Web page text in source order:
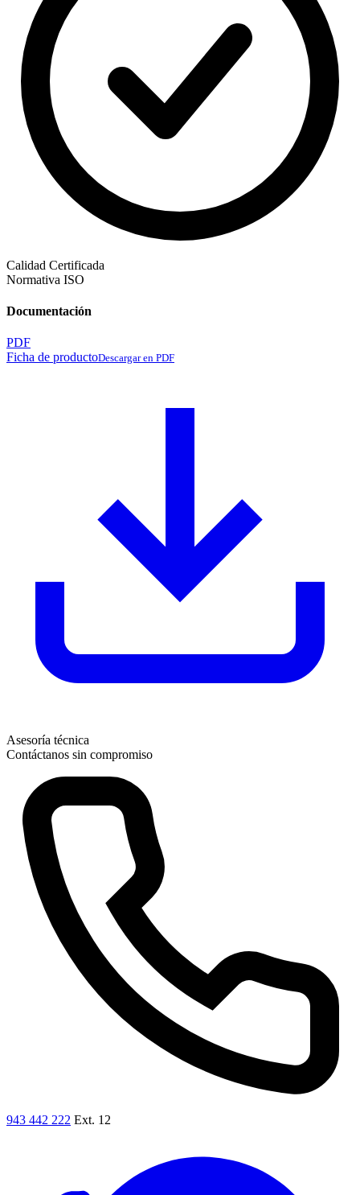
Calidad Certificada
Normativa ISO
Documentación
PDF
Ficha de productoDescargar en PDF
Asesoría técnica
Contáctanos sin compromiso
943 442 222 Ext. 12